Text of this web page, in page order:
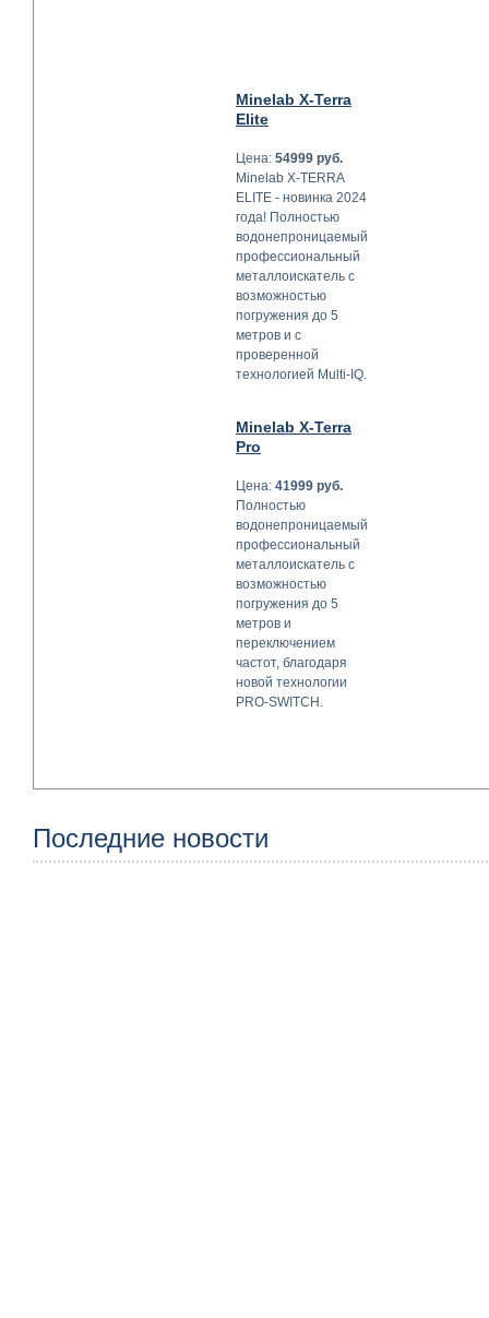
Minelab X-Terra
Elite
Цена: 54999 руб.
Minelab X-TERRA
ELITE - новинка 2024
года! Полностью
водонепроницаемый
профессиональный
металлоискатель с
возможностью
погружения до 5
метров и с
проверенной
технологией Multi-IQ.
Minelab X-Terra
Pro
Цена: 41999 руб.
Полностью
водонепроницаемый
профессиональный
металлоискатель с
возможностью
погружения до 5
метров и
переключением
частот, благодаря
новой технологии
PRO-SWITCH.
Последние новости